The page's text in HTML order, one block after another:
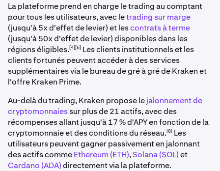
La plateforme prend en charge le trading au comptant
pour tous les utilisateurs, avec letrading sur marge
(jusqu'à 5x d'effet de levier) et lescontrats à terme
(jusqu'à 50x d'effet de levier) disponibles dans les
régions éligibles.[4][6] Les clients institutionnels et les
clients fortunés peuvent accéder à des services
supplémentaires via le bureau de gré à gré de Kraken et
l'offre Kraken Prime.
Au-delà du trading, Kraken propose lejalonnement de
cryptomonnaiessur plus de 21 actifs, avec des
récompenses allant jusqu'à 17 % d'APY en fonction de la
cryptomonnaie et des conditions du réseau.[8] Les
utilisateurs peuvent gagner passivement en jalonnant
des actifs commeEthereum (ETH),Solana (SOL)et
Cardano (ADA)directement via la plateforme.